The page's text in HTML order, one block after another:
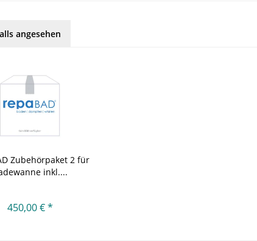
angesehen
Zubehörpaket 2 für
inkl....
450,00 € *